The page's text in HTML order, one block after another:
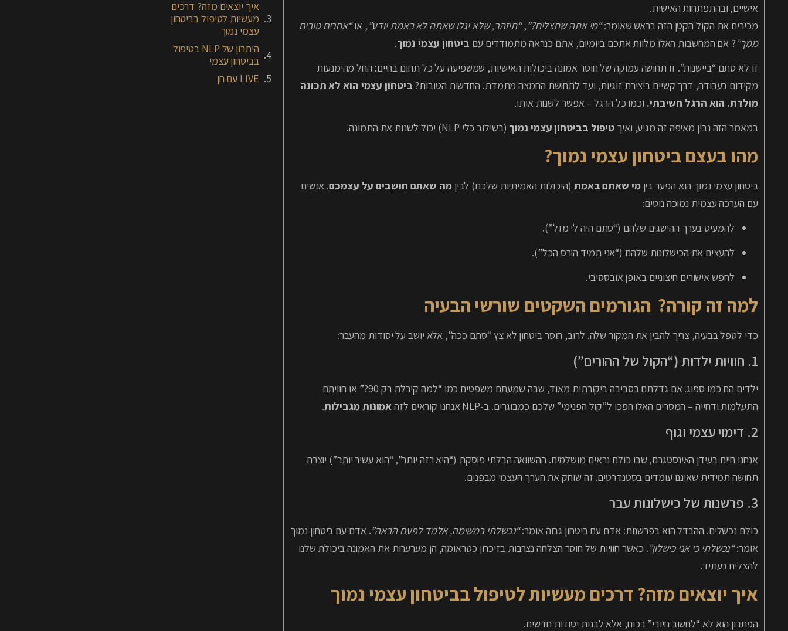
אישיים, ובהתפתחות האישית.
מכירים את הקול הקטן הזה בראש שאומר:“מי אתה שתצליח?”,“תיזהר, שלא יגלו שאתה לא באמת יודע”, או“אחרים טובים
ממך”? אם המחשבות האלו מלוות אתכם ביומיום, אתם כנראה מתמודדים עם ביטחון עצמי נמוך.
זו לא סתם “ביישנות”. זו תחושה עמוקה של חוסר אמונה ביכולות האישיות, שמשפיעה על כל תחום בחיים: החל מהימנעות
מקידום בעבודה, דרך קשיים ביצירת זוגיות, ועד לתחושת החמצה מתמדת. החדשות הטובות? ביטחון עצמי הוא לא תכונה
מולדת. הוא הרגל חשיבתי. וכמו כל הרגל – אפשר לשנות אותו.
במאמר הזה נבין מאיפה זה מגיע, ואיך טיפול בביטחון עצמי נמוך (בשילוב כלי NLP) יכול לשנות את התמונה.
מהו בעצם ביטחון עצמי נמוך?
ביטחון עצמי נמוך הוא הפער בין מי שאתם באמת (היכולות האמיתיות שלכם) לבין מה שאתם חושבים על עצמכם. אנשים
עם הערכה עצמית נמוכה נוטים:
להמעיט בערך ההישגים שלהם (“סתם היה לי מזל”).
להעצים את הכישלונות שלהם (“אני תמיד הורס הכל”).
לחפש אישורים חיצוניים באופן אובססיבי.
למה זה קורה? הגורמים השקטים שורשי הבעיה
כדי לטפל בבעיה, צריך להבין את המקור שלה. לרוב, חוסר ביטחון לא צץ “סתם ככה”, אלא יושב על יסודות מהעבר:
1. חוויות ילדות (“הקול של ההורים”)
ילדים הם כמו ספוג. אם גדלתם בסביבה ביקורתית מאוד, שבה שמעתם משפטים כמו “למה קיבלת רק 90?” או חוויתם
התעלמות ודחייה – המסרים האלו הפכו ל”קול הפנימי” שלכם כמבוגרים. ב-NLP אנחנו קוראים לזה
אמונות מגבילות.
2. דימוי עצמי וגוף
אנחנו חיים בעידן האינסטגרם, שבו כולם נראים מושלמים. ההשוואה הבלתי פוסקת (“היא רזה יותר”, “הוא עשיר יותר”) יוצרת
תחושה תמידית שאיננו עומדים בסטנדרטים. זה שוחק את הערך העצמי מבפנים.
3. פרשנות של כישלונות עבר
כולם נכשלים. ההבדל הוא בפרשנות: אדם עם ביטחון גבוה אומר:“נכשלתי במשימה, אלמד לפעם הבאה”. אדם עם ביטחון נמוך
אומר:“נכשלתי כי אני כישלון”. כאשר חוויות של חוסר הצלחה נצרבות בזיכרון כטראומה, הן מערערות את האמונה ביכולת שלנו
להצליח בעתיד.
איך יוצאים מזה? דרכים מעשיות לטיפול בביטחון עצמי נמוך
הפתרון הוא לא “לחשוב חיובי” בכוח, אלא לבנות יסודות חדשים.
איך יוצאים מזה? דרכים
מעשיות לטיפול בביטחון
עצמי נמוך
היתרון של NLP בטיפול
בביטחון עצמי
LIVE עם חן